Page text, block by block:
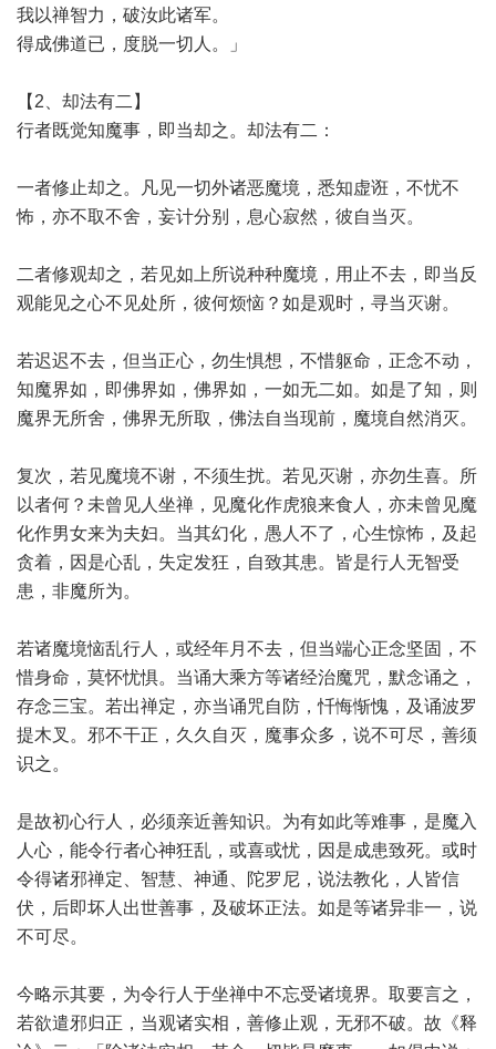
我以禅智力，破汝此诸军。
得成佛道已，度脱一切人。」
【2、却法有二】
行者既觉知魔事，即当却之。却法有二：
一者修止却之。凡见一切外诸恶魔境，悉知虚诳，不忧不
怖，亦不取不舍，妄计分别，息心寂然，彼自当灭。
二者修观却之，若见如上所说种种魔境，用止不去，即当反
观能见之心不见处所，彼何烦恼？如是观时，寻当灭谢。
若迟迟不去，但当正心，勿生惧想，不惜躯命，正念不动，
知魔界如，即佛界如，佛界如，一如无二如。如是了知，则
魔界无所舍，佛界无所取，佛法自当现前，魔境自然消灭。
复次，若见魔境不谢，不须生扰。若见灭谢，亦勿生喜。所
以者何？未曾见人坐禅，见魔化作虎狼来食人，亦未曾见魔
化作男女来为夫妇。当其幻化，愚人不了，心生惊怖，及起
贪着，因是心乱，失定发狂，自致其患。皆是行人无智受
患，非魔所为。
若诸魔境恼乱行人，或经年月不去，但当端心正念坚固，不
惜身命，莫怀忧惧。当诵大乘方等诸经治魔咒，默念诵之，
存念三宝。若出禅定，亦当诵咒自防，忏悔惭愧，及诵波罗
提木叉。邪不干正，久久自灭，魔事众多，说不可尽，善须
识之。
是故初心行人，必须亲近善知识。为有如此等难事，是魔入
人心，能令行者心神狂乱，或喜或忧，因是成患致死。或时
令得诸邪禅定、智慧、神通、陀罗尼，说法教化，人皆信
伏，后即坏人出世善事，及破坏正法。如是等诸异非一，说
不可尽。
今略示其要，为令行人于坐禅中不忘受诸境界。取要言之，
若欲遣邪归正，当观诸实相，善修止观，无邪不破。故《释